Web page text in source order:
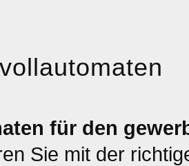
für den
Sie mit der